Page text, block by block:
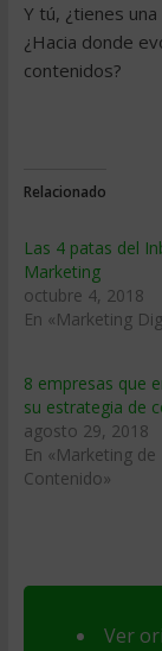
Y tú, ¿tienes
¿Hacia donde
contenidos?
Relacionado
Las 4 patas del
Marketing
octubre 4, 2018
En «Marketing
8 empresas que
su estrategia de
agosto 29, 2018
En «Marketing de
Contenido»
Ver